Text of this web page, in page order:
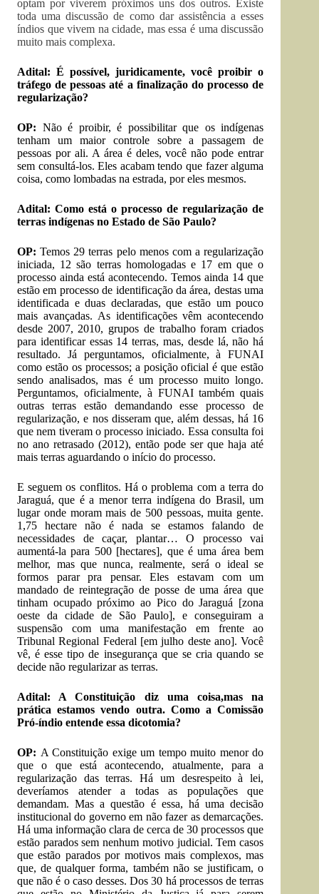
optam por viverem próximos uns dos outros. Existe
toda uma discussão de como dar assistência a esses
índios que vivem na cidade, mas essa é uma discussão
muito mais complexa.
Adital: É possível, juridicamente, você proibir o
tráfego de pessoas até a finalização do processo de
regularização?
OP: Não é proibir, é possibilitar que os indígenas
tenham um maior controle sobre a passagem de
pessoas por ali. A área é deles, você não pode entrar
sem consultá-los. Eles acabam tendo que fazer alguma
coisa, como lombadas na estrada, por eles mesmos.
Adital: Como está o processo de regularização de
terras indígenas no Estado de São Paulo?
OP: Temos 29 terras pelo menos com a regularização
iniciada, 12 são terras homologadas e 17 em que o
processo ainda está acontecendo. Temos ainda 14 que
estão em processo de identificação da área, destas uma
identificada e duas declaradas, que estão um pouco
mais avançadas. As identificações vêm acontecendo
desde 2007, 2010, grupos de trabalho foram criados
para identificar essas 14 terras, mas, desde lá, não há
resultado. Já perguntamos, oficialmente, à FUNAI
como estão os processos; a posição oficial é que estão
sendo analisados, mas é um processo muito longo.
Perguntamos, oficialmente, à FUNAI também quais
outras terras estão demandando esse processo de
regularização, e nos disseram que, além dessas, há 16
que nem tiveram o processo iniciado. Essa consulta foi
no ano retrasado (2012), então pode ser que haja até
mais terras aguardando o início do processo.
E seguem os conflitos. Há o problema com a terra do
Jaraguá, que é a menor terra indígena do Brasil, um
lugar onde moram mais de 500 pessoas, muita gente.
1,75 hectare não é nada se estamos falando de
necessidades de caçar, plantar… O processo vai
aumentá-la para 500 [hectares], que é uma área bem
melhor, mas que nunca, realmente, será o ideal se
formos parar pra pensar. Eles estavam com um
mandado de reintegração de posse de uma área que
tinham ocupado próximo ao Pico do Jaraguá [zona
oeste da cidade de São Paulo], e conseguiram a
suspensão com uma manifestação em frente ao
Tribunal Regional Federal [em julho deste ano]. Você
vê, é esse tipo de insegurança que se cria quando se
decide não regularizar as terras.
Adital: A Constituição diz uma coisa,mas na
prática estamos vendo outra. Como a Comissão
Pró-índio entende essa dicotomia?
OP: A Constituição exige um tempo muito menor do
que o que está acontecendo, atualmente, para a
regularização das terras. Há um desrespeito à lei,
deveríamos atender a todas as populações que
demandam. Mas a questão é essa, há uma decisão
institucional do governo em não fazer as demarcações.
Há uma informação clara de cerca de 30 processos que
estão parados sem nenhum motivo judicial. Tem casos
que estão parados por motivos mais complexos, mas
que, de qualquer forma, também não se justificam, o
que não é o caso desses. Dos 30 há processos de terras